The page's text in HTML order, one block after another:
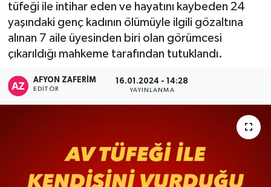
tüfeği ile intihar eden ve hayatını kaybeden 24
yaşındaki genç kadının ölümüyle ilgili gözaltına
alınan 7 aile üyesinden biri olan görümcesi
çıkarıldığı mahkeme tarafından tutuklandı.
AFYON ZAFERİM
EDITÖR
16.01.2024 - 14:28
YAYINLANMA